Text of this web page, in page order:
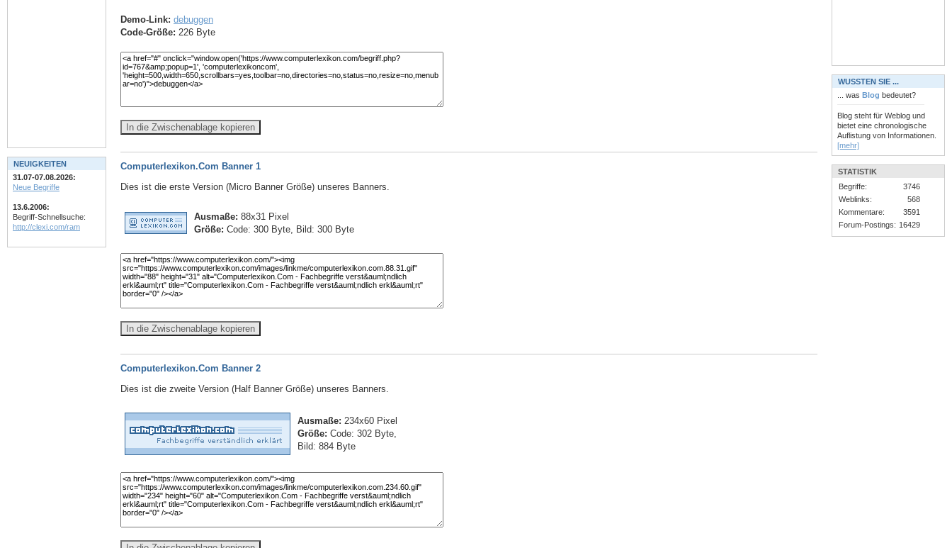
Demo-Link: debuggen
Code-Größe: 226 Byte
In die Zwischenablage kopieren
Computerlexikon.Com Banner 1
Dies ist die erste Version (Micro Banner Größe) unseres Banners.
Ausmaße: 88x31 Pixel
Größe: Code: 300 Byte, Bild: 300 Byte
In die Zwischenablage kopieren
Computerlexikon.Com Banner 2
Dies ist die zweite Version (Half Banner Größe) unseres Banners.
Ausmaße: 234x60 Pixel
Größe: Code: 302 Byte,
Bild: 884 Byte
NEUIGKEITEN
31.07-07.08.2026:
Neue Begriffe
13.6.2006:
Begriff-Schnellsuche:
http://clexi.com/ram
WUSSTEN SIE ...
... was Blog bedeutet?
Blog steht für Weblog und
bietet eine chronologische
Auflistung von Informationen.
[mehr]
STATISTIK
Begriffe:
3746
Weblinks:
568
Kommentare:
3591
Forum-Postings: 16429